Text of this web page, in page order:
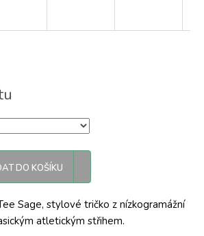
DO KOŠÍKU
Sage, stylové tričko z nízkogramážní
atletickým střihem.